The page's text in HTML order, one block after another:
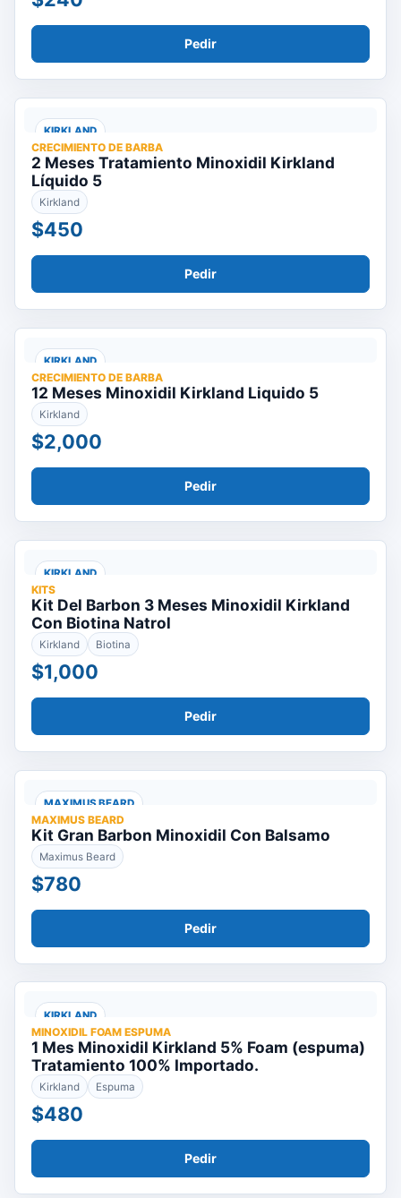
Pedir
KIRKLAND
CRECIMIENTO DE BARBA
2 Meses Tratamiento Minoxidil Kirkland
Líquido 5
Kirkland
$450
Pedir
KIRKLAND
CRECIMIENTO DE BARBA
12 Meses Minoxidil Kirkland Liquido 5
Kirkland
$2,000
Pedir
KIRKLAND
KITS
Kit Del Barbon 3 Meses Minoxidil Kirkland
Con Biotina Natrol
Kirkland Biotina
$1,000
Pedir
MAXIMUS BEARD
MAXIMUS BEARD
Kit Gran Barbon Minoxidil Con Balsamo
Maximus Beard
$780
Pedir
KIRKLAND
MINOXIDIL FOAM ESPUMA
1 Mes Minoxidil Kirkland 5% Foam (espuma)
Tratamiento 100% Importado.
Kirkland Espuma
$480
Pedir